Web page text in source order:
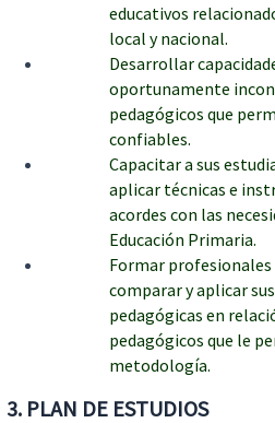
educativos
local y nacional.
Desarrollar
oportunamente
pedagógicos que
confiables.
Capacitar a sus
aplicar técnicas e
acordes con las
Educación Primaria.
Formar profesionales
comparar y aplicar
pedagógicas en
pedagógicos que le
metodología.
3. PLAN DE ESTUDIOS